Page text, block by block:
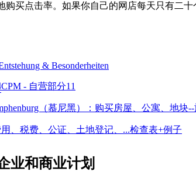
买点击率。如果你自己的网店每天只有二
- 自营部分11
、税费、公证、土地登记、...检查表+例子
业和商业计划